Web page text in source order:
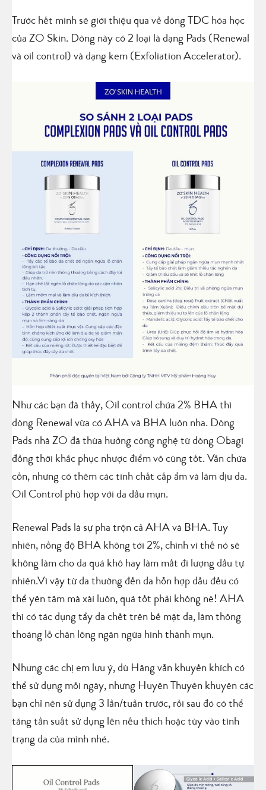
Trước hết mình sẽ giới thiệu qua về dòng TDC hóa học
của ZO Skin. Dòng này có 2 loại là dạng Pads (Renewal
và oil control) và dạng kem (Exfoliation Accelerator).
Như các bạn đã thấy, Oil control chứa 2% BHA thì
dòng Renewal vừa có AHA và BHA luôn nha. Dòng
Pads nhà ZO đã thừa hưởng công nghệ từ dòng Obagi
đồng thời khắc phục nhược điểm vô cùng tốt. Vẫn chứa
cồn, nhưng có thêm các tinh chất cấp ẩm và làm dịu da.
Oil Control phù hợp với da dầu mụn.
Renewal Pads là sự pha trộn cả AHA và BHA. Tuy
nhiên, nồng độ BHA không tới 2%, chính vì thế nó sẽ
không làm cho da quá khô hay làm mất đi lượng dầu tự
nhiên.Vì vậy từ da thường đến da hỗn hợp dầu đều có
thể yên tâm mà xài luôn, quá tốt phải không nè! AHA
thì có tác dụng tẩy da chết trên bề mặt da, làm thông
thoáng lỗ chân lông ngăn ngừa hình thành mụn.
Nhưng các chị em lưu ý, dù Hãng vẫn khuyến khích có
thể sử dụng mỗi ngày, nhưng Huyên Thuyên khuyên các
bạn chỉ nên sử dụng 3 lần/tuần trước, rồi sau đó có thể
tăng tần suất sử dụng lên nếu thích hoặc tùy vào tình
trạng da của mình nhé.